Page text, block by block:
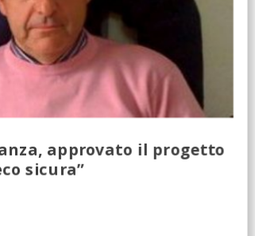
approvato il progetto
sicura”